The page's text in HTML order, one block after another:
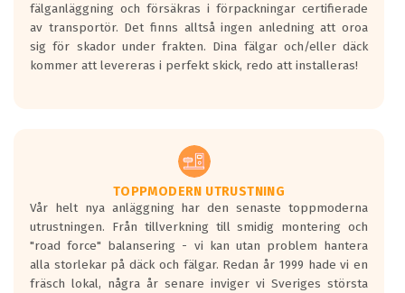
fälganläggning och försäkras i förpackningar certifierade
av transportör. Det finns alltså ingen anledning att oroa
sig för skador under frakten. Dina fälgar och/eller däck
kommer att levereras i perfekt skick, redo att installeras!
TOPPMODERN UTRUSTNING
Vår helt nya anläggning har den senaste toppmoderna
utrustningen. Från tillverkning till smidig montering och
"road force" balansering - vi kan utan problem hantera
alla storlekar på däck och fälgar. Redan år 1999 hade vi en
fräsch lokal, några år senare inviger vi Sveriges största